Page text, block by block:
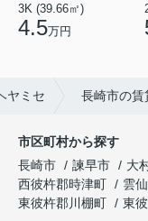
3K (39.66㎡)
4.5万円
ヤミセ 長崎市の賃
市区町村から探す
長崎市
諫早市 大
西彼杵郡時津町
雲
東彼杵郡川棚町
東